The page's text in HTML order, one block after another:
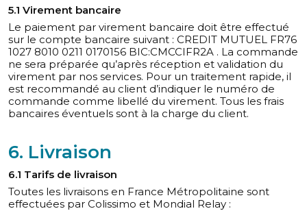
5.1 Virement bancaire
Le paiement par virement bancaire doit être effectué
sur le compte bancaire suivant : CREDIT MUTUEL FR76
1027 8010 0211 0170156 BIC:CMCCIFR2A . La commande
ne sera préparée qu’après réception et validation du
virement par nos services. Pour un traitement rapide, il
est recommandé au client d’indiquer le numéro de
commande comme libellé du virement. Tous les frais
bancaires éventuels sont à la charge du client.
6. Livraison
6.1 Tarifs de livraison
Toutes les livraisons en France Métropolitaine sont
effectuées par Colissimo et Mondial Relay :